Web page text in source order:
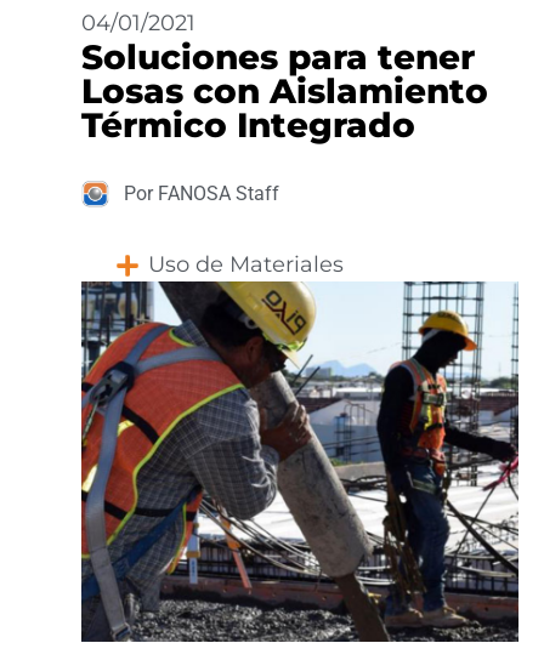
04/01/2021
Soluciones para tener
Losas con Aislamiento
Térmico Integrado
Por FANOSA Staff
Uso de Materiales